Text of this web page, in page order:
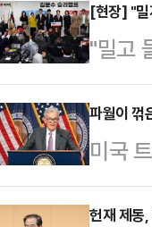
에선
한 정
선 현
일 서
예비
제를
[현장] "밀
"밀고
선 예
로 꽉
오려
자들
파월이 꺾
미국
가운
호) 발
헌재 제동